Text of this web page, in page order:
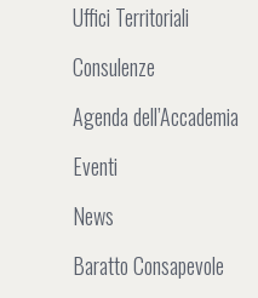
Uffici Territoriali
Consulenze
Agenda dell’Accademia
Eventi
News
Baratto Consapevole